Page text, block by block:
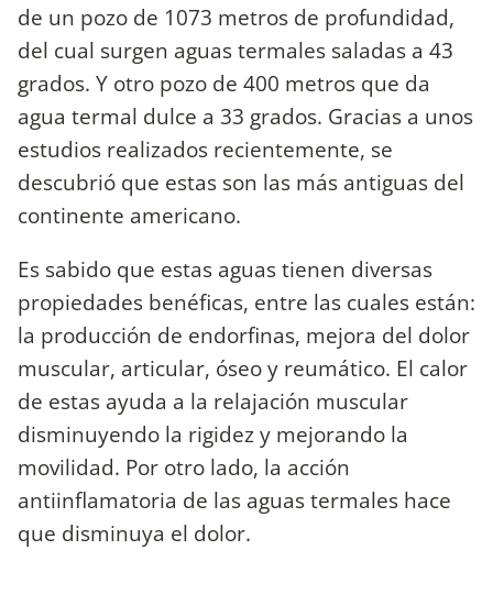
de un pozo de 1073 metros de profundidad,
del cual surgen aguas termales saladas a 43
grados. Y otro pozo de 400 metros que da
agua termal dulce a 33 grados. Gracias a unos
estudios realizados recientemente, se
descubrió que estas son las más antiguas del
continente americano.
Es sabido que estas aguas tienen diversas
propiedades benéficas, entre las cuales están:
la producción de endorfinas, mejora del dolor
muscular, articular, óseo y reumático. El calor
de estas ayuda a la relajación muscular
disminuyendo la rigidez y mejorando la
movilidad. Por otro lado, la acción
antiinflamatoria de las aguas termales hace
que disminuya el dolor.